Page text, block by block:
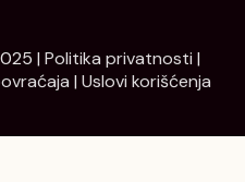
| Politika privatnosti |
| Uslovi korišćenja